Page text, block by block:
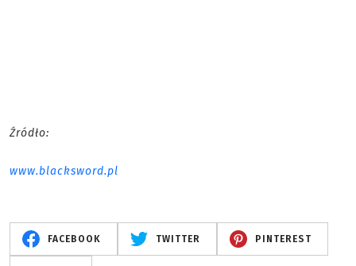
Źródło:
www.blacksword.pl
FACEBOOK TWITTER PINTEREST